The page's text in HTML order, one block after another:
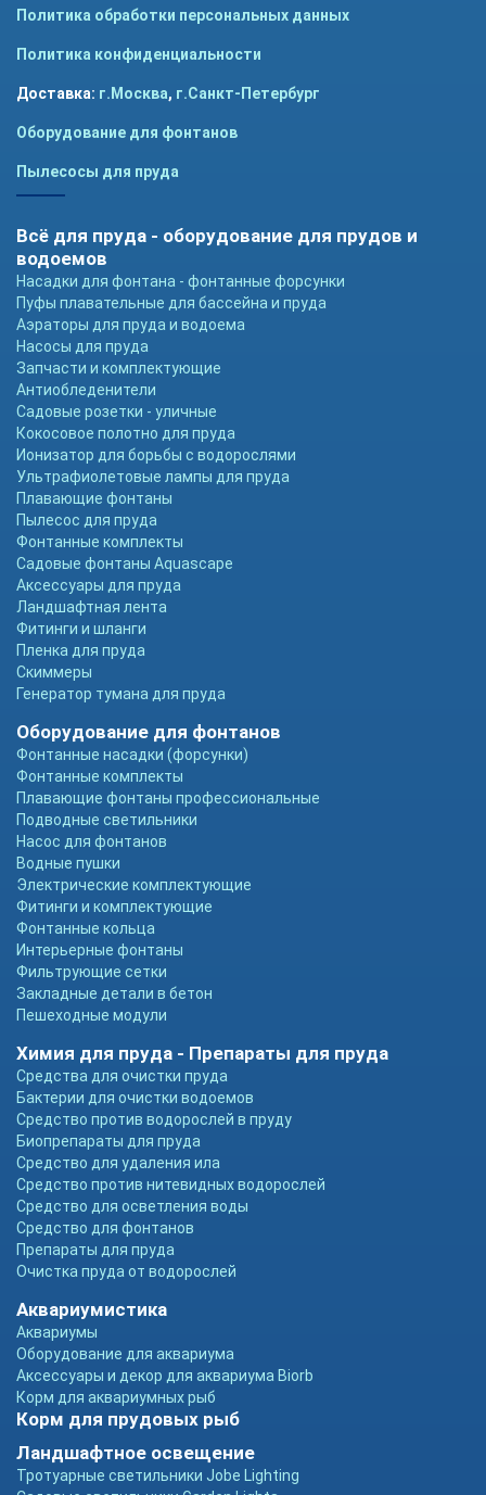
Политика обработки персональных данных
Политика конфиденциальности
Доставка: г.Москва, г.Санкт-Петербург
Оборудование для фонтанов
Пылесосы для пруда
Всё для пруда - оборудование для прудов и
водоемов
Насадки для фонтана - фонтанные форсунки
Пуфы плавательные для бассейна и пруда
Аэраторы для пруда и водоема
Насосы для пруда
Запчасти и комплектующие
Антиобледенители
Садовые розетки - уличные
Кокосовое полотно для пруда
Ионизатор для борьбы с водорослями
Ультрафиолетовые лампы для пруда
Плавающие фонтаны
Пылесос для пруда
Фонтанные комплекты
Садовые фонтаны Aquascape
Аксессуары для пруда
Ландшафтная лента
Фитинги и шланги
Пленка для пруда
Скиммеры
Генератор тумана для пруда
Оборудование для фонтанов
Фонтанные насадки (форсунки)
Фонтанные комплекты
Плавающие фонтаны профессиональные
Подводные светильники
Насос для фонтанов
Водные пушки
Электрические комплектующие
Фитинги и комплектующие
Фонтанные кольца
Интерьерные фонтаны
Фильтрующие сетки
Закладные детали в бетон
Пешеходные модули
Химия для пруда - Препараты для пруда
Средства для очистки пруда
Бактерии для очистки водоемов
Средство против водорослей в пруду
Биопрепараты для пруда
Средство для удаления ила
Средство против нитевидных водорослей
Средство для осветления воды
Средство для фонтанов
Препараты для пруда
Очистка пруда от водорослей
Аквариумистика
Аквариумы
Оборудование для аквариума
Аксессуары и декор для аквариума Biorb
Корм для аквариумных рыб
Корм для прудовых рыб
Ландшафтное освещение
Тротуарные светильники Jobe Lighting